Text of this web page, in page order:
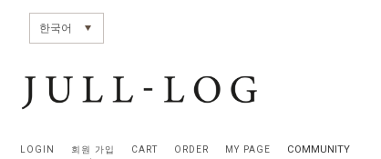
한국어
LOGIN 회원 가입 CART ORDER MY PAGE COMMUNITY